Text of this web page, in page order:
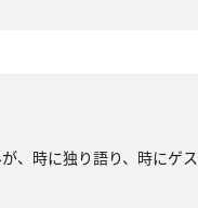
時に独り語り、時にゲ